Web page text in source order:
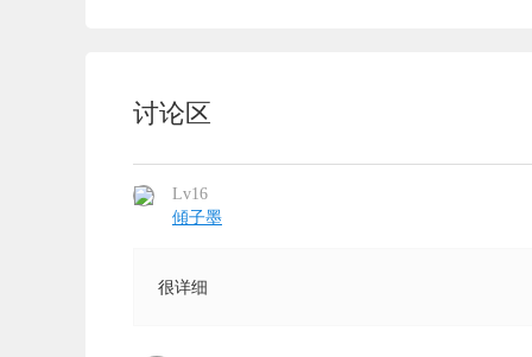
讨论区
Lv16
傾子墨
很详细